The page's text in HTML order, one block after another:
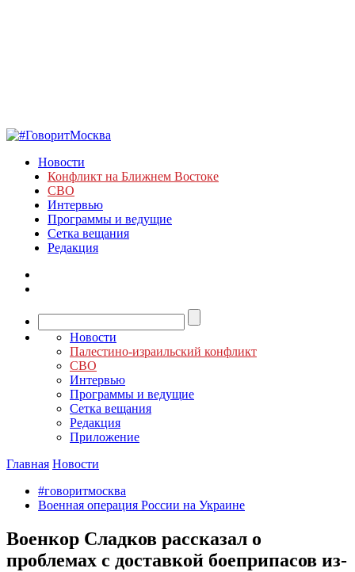
Новости
Конфликт на Ближнем Востоке
СВО
Интервью
Программы и ведущие
Сетка вещания
Редакция
Новости
Палестино-израильский конфликт
СВО
Интервью
Программы и ведущие
Сетка вещания
Редакция
Приложение
Главная Новости
#говоритмосква
Военная операция России на Украине
Военкор Сладков рассказал о
проблемах с доставкой боеприпасов из-